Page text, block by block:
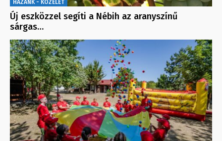
HAZÁNK - KÖZÉLET
Új eszközzel segíti a Nébih az aranyszínű
sárgas…